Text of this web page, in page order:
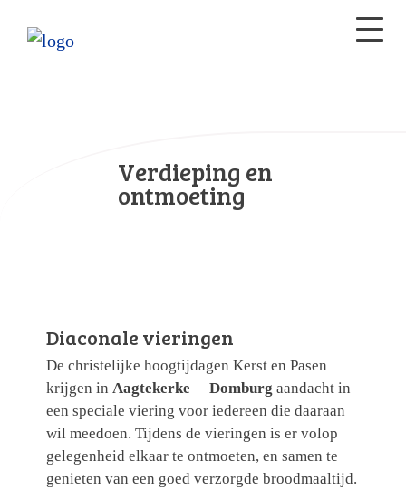
Verdieping en
ontmoeting
Diaconale vieringen
De christelijke hoogtijdagen Kerst en Pasen
krijgen in Aagtekerke – Domburg aandacht in
een speciale viering voor iedereen die daaraan
wil meedoen. Tijdens de vieringen is er volop
gelegenheid elkaar te ontmoeten, en samen te
genieten van een goed verzorgde broodmaaltijd.